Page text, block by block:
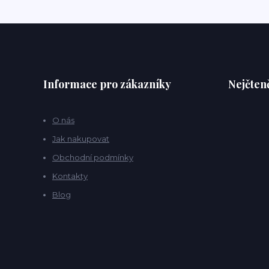
Informace pro zákazníky
O nás
Jak nakupovat
Obchodní podmínky
Kontakty
Blog